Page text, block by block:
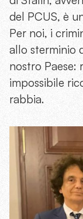
del PCUS, è
Per noi, i
allo sterminio
nostro Paese:
impossibile
rabbia.